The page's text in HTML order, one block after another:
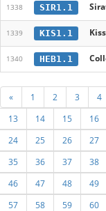
1338 SIR1.1
1339 KIS1.1
1340 HEB1.1
« 1 2 3 4
13
14 15 16
24
25 26 27
35
36 37 38
46
47 48 49
57
58 59 60